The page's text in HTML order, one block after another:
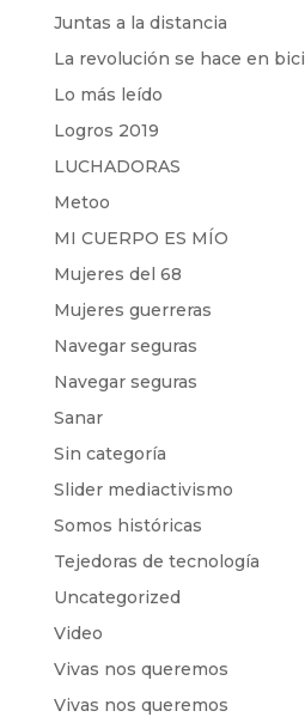
Juntas a la distancia
La revolución se hace en bici
Lo más leído
Logros 2019
LUCHADORAS
Metoo
MI CUERPO ES MÍO
Mujeres del 68
Mujeres guerreras
Navegar seguras
Navegar seguras
Sanar
Sin categoría
Slider mediactivismo
Somos históricas
Tejedoras de tecnología
Uncategorized
Video
Vivas nos queremos
Vivas nos queremos